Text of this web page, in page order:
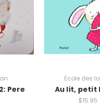
Pere
Ecole des
Au lit, petit
$15.95